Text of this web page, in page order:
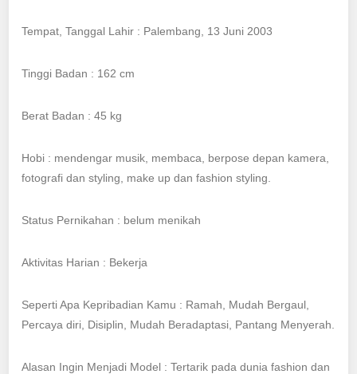
Tempat, Tanggal Lahir : Palembang, 13 Juni 2003
Tinggi Badan : 162 cm
Berat Badan : 45 kg
Hobi : mendengar musik, membaca, berpose depan kamera,
fotografi dan styling, make up dan fashion styling.
Status Pernikahan : belum menikah
Aktivitas Harian : Bekerja
Seperti Apa Kepribadian Kamu : Ramah, Mudah Bergaul,
Percaya diri, Disiplin, Mudah Beradaptasi, Pantang Menyerah.
Alasan Ingin Menjadi Model : Tertarik pada dunia fashion dan